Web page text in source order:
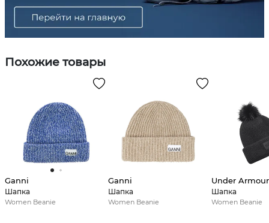
Похожие товары
Ganni
Шапка
Women Beanie
Ganni
Шапка
Women Beanie
Under Armour
Шапка
Women Beanie